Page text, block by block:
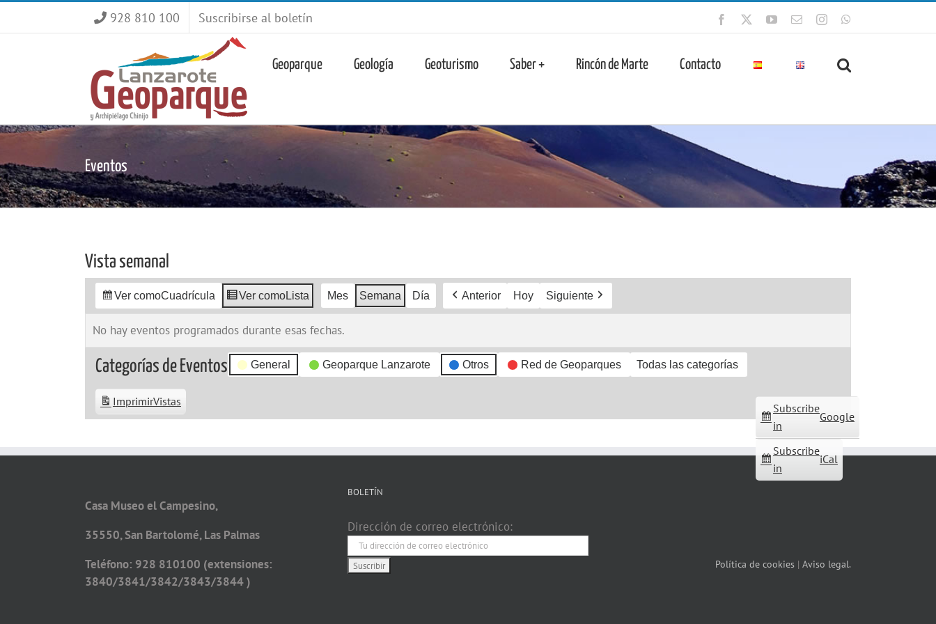
928 810 100 Suscribirse al boletín Facebook YouTube
CorreoInstagram
Geoparque Geología Geoturismo Saber + Rincón de Marte Contacto
Eventos
Vista semanal
Ver comoCuadrícula Ver comoLista Mes Semana Día Anterior Hoy Siguiente
No hay eventos programados durante esas fechas.
Categorías de Eventos General Geoparque Lanzarote Otros Red de Geoparques Todas las categorías
Subscribe
in
Google
Subscribe
in
iCal
ImprimirVistas
Casa Museo el Campesino,
35550, San Bartolomé, Las Palmas
Teléfono: 928 810100 (extensiones:
3840/3841/3842/3843/3844 )
BOLETÍN
Dirección de correo electrónico:
Política de cookies | Aviso legal.